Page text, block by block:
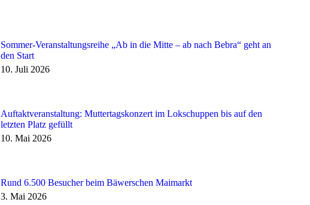
Sommer-Veranstaltungsreihe „Ab in die Mitte – ab nach Bebra“ geht an
den Start
10. Juli 2026
Auftaktveranstaltung: Muttertagskonzert im Lokschuppen bis auf den
letzten Platz gefüllt
10. Mai 2026
Rund 6.500 Besucher beim Bäwerschen Maimarkt
3. Mai 2026